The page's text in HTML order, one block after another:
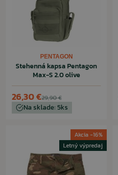
PENTAGON
Stehenná kapsa Pentagon
Max-S 2.0 olive
29,90 €
26,30 €
Na sklade: 5ks
Akcia -16%
Letný výpredaj